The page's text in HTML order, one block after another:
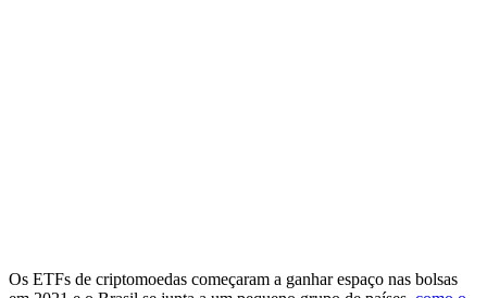
Os ETFs de criptomoedas começaram a ganhar espaço nas bolsas